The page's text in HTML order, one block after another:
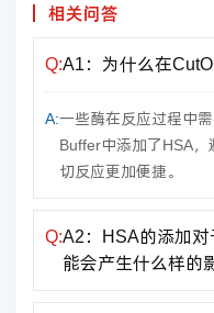
相关问答
Q:A1：为什么在
A:一些酶在反应过程中
Buffer中添加了HSA
切反应更加便捷。
Q:A2：HSA的添加
能会产生什么样的